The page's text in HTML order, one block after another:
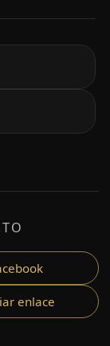
enlace